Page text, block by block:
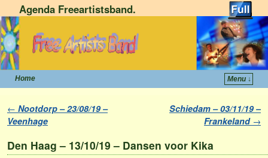
Agenda Freeartistsband.
Home
Menu ↓
Berichtnavigatie
← Nootdorp – 23/08/19 –
Veenhage
Schiedam – 03/11/19 –
Frankeland →
Den Haag – 13/10/19 – Dansen voor Kika